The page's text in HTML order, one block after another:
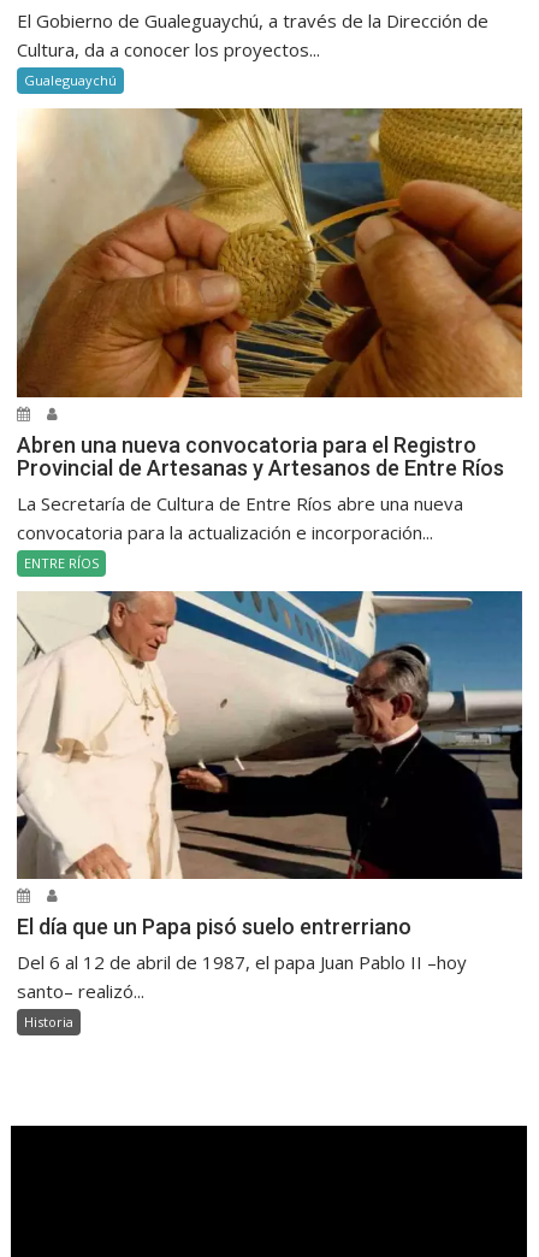
El Gobierno de Gualeguaychú, a través de la Dirección de
Cultura, da a conocer los proyectos...
Gualeguaychú
Abren una nueva convocatoria para el Registro
Provincial de Artesanas y Artesanos de Entre Ríos
La Secretaría de Cultura de Entre Ríos abre una nueva
convocatoria para la actualización e incorporación...
ENTRE RÍOS
El día que un Papa pisó suelo entrerriano
Del 6 al 12 de abril de 1987, el papa Juan Pablo II –hoy
santo– realizó...
Historia